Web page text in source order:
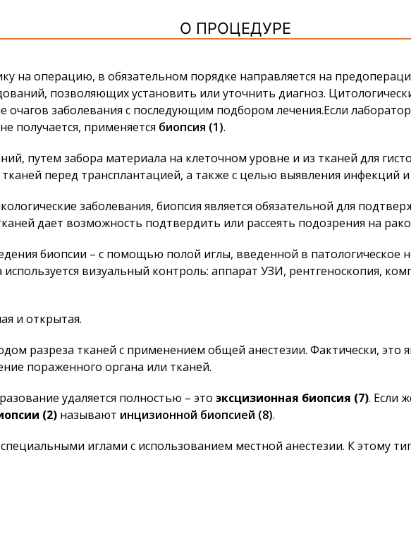
О ПРОЦЕДУРЕ
на операцию, в обязательном порядке направляется на
позволяющих установить или уточнить диагноз.
очагов заболевания с последующим подбором лечения.Если
получается, применяется биопсия (1).
путем забора материала на клеточном уровне и из тканей для
перед трансплантацией, а также с целью выявления инфекций
заболевания, биопсия является обязательной для
дает возможность подтвердить или рассеять подозрения на
биопсии – с помощью полой иглы, введенной в патологическое
визуальный контроль: аппарат УЗИ, рентгеноскопия,
и открытая.
разреза тканей с применением общей анестезии. Фактически, это
пораженного органа или тканей.
удаляется полностью – это эксцизионная биопсия (7). Если
(2) называют инцизионной биопсией (8).
иглами с использованием местной анестезии. К этому